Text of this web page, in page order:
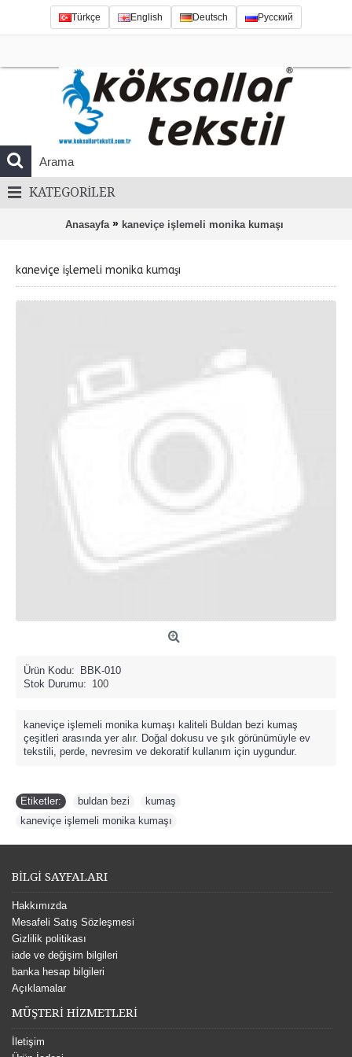
Türkçe English Deutsch Русский
KATEGORILER
Anasayfa » kaneviçe işlemeli monika kumaşı
kaneviçe işlemeli monika kumaşı
Ürün Kodu:
BBK-010
Stok Durumu: 100
kaneviçe işlemeli monika kumaşı kaliteli Buldan bezi kumaş
çeşitleri arasında yer alır. Doğal dokusu ve şık görünümüyle ev
tekstili, perde, nevresim ve dekoratif kullanım için uygundur.
Etiketler: buldan bezi kumaş
kaneviçe işlemeli monika kumaşı
BİLGİ SAYFALARI
Hakkımızda
Mesafeli Satış Sözleşmesi
Gizlilik politikası
iade ve değişim bilgileri
banka hesap bilgileri
Açıklamalar
MÜŞTERİ HİZMETLERİ
İletişim